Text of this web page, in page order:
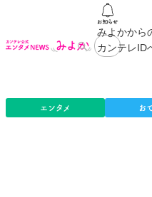
みよかから
カンテレID
エンタメ お